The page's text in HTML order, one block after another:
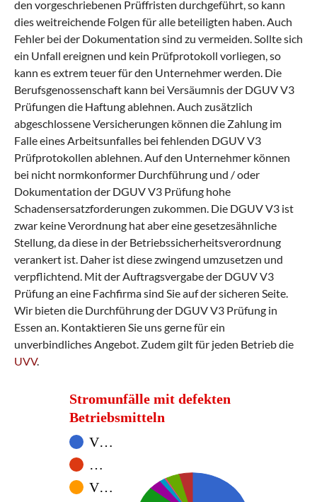
den vorgeschriebenen Prüffristen durchgeführt, so kann
dies weitreichende Folgen für alle beteiligten haben. Auch
Fehler bei der Dokumentation sind zu vermeiden. Sollte sich
ein Unfall ereignen und kein Prüfprotokoll vorliegen, so
kann es extrem teuer für den Unternehmer werden. Die
Berufsgenossenschaft kann bei Versäumnis der DGUV V3
Prüfungen die Haftung ablehnen. Auch zusätzlich
abgeschlossene Versicherungen können die Zahlung im
Falle eines Arbeitsunfalles bei fehlenden DGUV V3
Prüfprotokollen ablehnen. Auf den Unternehmer können
bei nicht normkonformer Durchführung und / oder
Dokumentation der DGUV V3 Prüfung hohe
Schadensersatzforderungen zukommen. Die DGUV V3 ist
zwar keine Verordnung hat aber eine gesetzesähnliche
Stellung, da diese in der Betriebssicherheitsverordnung
verankert ist. Daher ist diese zwingend umzusetzen und
verpflichtend. Mit der Auftragsvergabe der DGUV V3
Prüfung an eine Fachfirma sind Sie auf der sicheren Seite.
Wir bieten die Durchführung der DGUV V3 Prüfung in
Essen an. Kontaktieren Sie uns gerne für ein
unverbindliches Angebot. Zudem gilt für jeden Betrieb die
UVV.
Stromunfälle mit defekten
Betriebsmitteln
V…
…
V…